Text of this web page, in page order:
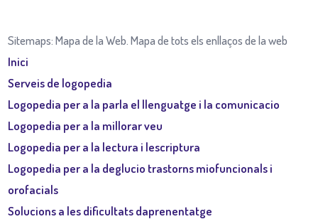
Sitemaps: Mapa de la Web. Mapa de tots els enllaços de la web
Inici
Serveis de logopedia
Logopedia per a la parla el llenguatge i la comunicacio
Logopedia per a la millorar veu
Logopedia per a la lectura i lescriptura
Logopedia per a la deglucio trastorns miofuncionals i
orofacials
Solucions a les dificultats daprenentatge